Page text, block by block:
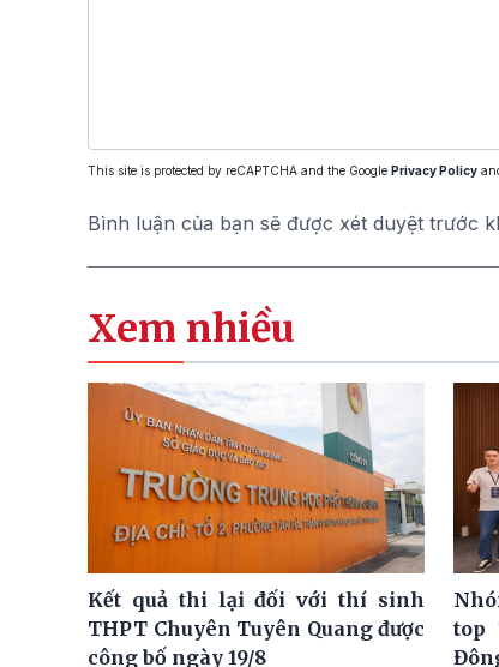
This site is protected by reCAPTCHA and the Google Privacy Policy
Bình luận của bạn sẽ được xét duyệt trước
Xem nhiều
Kết quả thi lại đối với thí sinh
THPT Chuyên Tuyên Quang được
công bố ngày 19/8
top